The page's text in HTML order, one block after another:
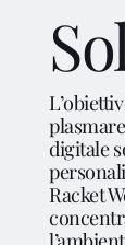
digitale
Racket